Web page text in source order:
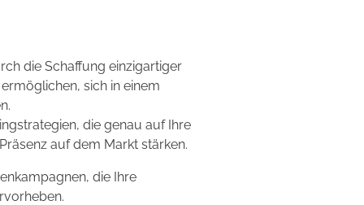
die Schaffung einzigartiger
sich in einem
die genau auf Ihre
auf dem Markt stärken.
die Ihre